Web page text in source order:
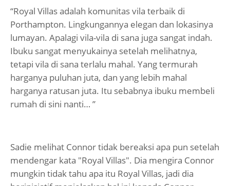
“Royal Villas adalah komunitas vila terbaik di
Porthampton. Lingkungannya elegan dan lokasinya
lumayan. Apalagi vila-vila di sana juga sangat indah.
Ibuku sangat menyukainya setelah melihatnya,
tetapi vila di sana terlalu mahal. Yang termurah
harganya puluhan juta, dan yang lebih mahal
harganya ratusan juta. Itu sebabnya ibuku membeli
rumah di sini nanti… ”
Sadie melihat Connor tidak bereaksi apa pun setelah
mendengar kata "Royal Villas". Dia mengira Connor
mungkin tidak tahu apa itu Royal Villas, jadi dia